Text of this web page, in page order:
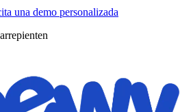
una demo personalizada